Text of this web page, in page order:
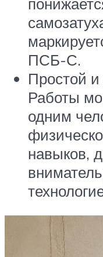
ПСБ-С.
Простой и
Работы
одним
навыков,